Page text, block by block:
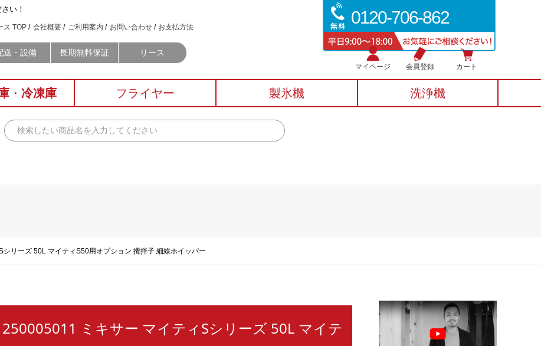
0120-706-862
い！
ス TOP 会社概要 ご利用案内 お問い合わせ お支払方法
送・設備 長期無料保証 リース
マイページ 会員登録 カート
・ 冷凍庫 フライヤー 製氷機 洗浄機
リーズ 50L マイティS50用オプション 攪拌子 細線ホイッパー
ミキサー マイティSシリーズ 50L マイテ